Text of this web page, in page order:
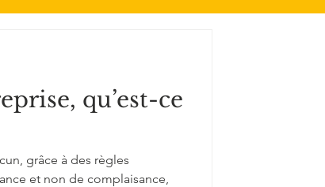
qu’est-ce
grâce à des règles
et non de complaisance,